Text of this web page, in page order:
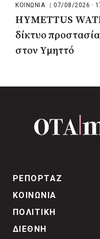
ΚΟΙΝΩΝΙΑ | 07/08/2026 ·
HYMETTUS
δίκτυο
στον Υμηττό
ΡΕΠΟΡΤΑΖ
ΚΟΙΝΩΝΙΑ
ΠΟΛΙΤΙΚΗ
ΔΙΕΘΝΗ